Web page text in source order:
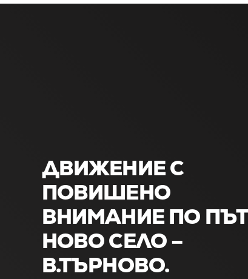
ДВИЖЕНИЕ С
ПОВИШЕНО
ВНИМАНИЕ ПО ПЪТ
НОВО СЕЛО –
В.ТЪРНОВО.